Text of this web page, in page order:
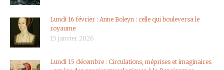
Lundi 16 février : Anne Boleyn : celle qui bouleversa le
royaume
15 janvier 2026
Lundi 15 décembre : Circulations, méprises et imaginaires